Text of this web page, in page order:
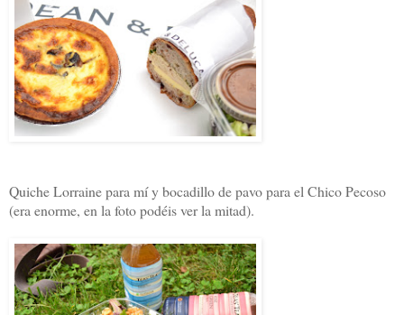
Quiche Lorraine para mí y bocadillo de pavo para el Chico Pecoso
(era enorme, en la foto podéis ver la mitad).